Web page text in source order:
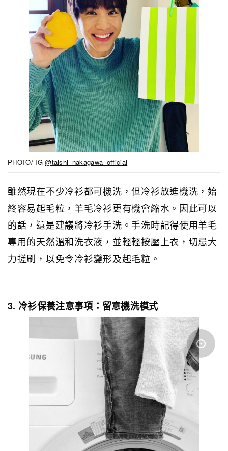
PHOTO/ IG@taishi_nakagawa_official
雖然現在不少冷衫都可機洗，但冷衫放進機洗，始
終容易起毛粒，羊毛冷衫更有機會縮水。因此可以
的話，還是建議將冷衫手洗。手洗時記得使用羊毛
專用的天然溫和洗衣液，並輕輕按壓上衣，切忌大
力搓刷，以免令冷衫變形及起毛粒。
3. 冷衫保養注意事項：留意機洗模式